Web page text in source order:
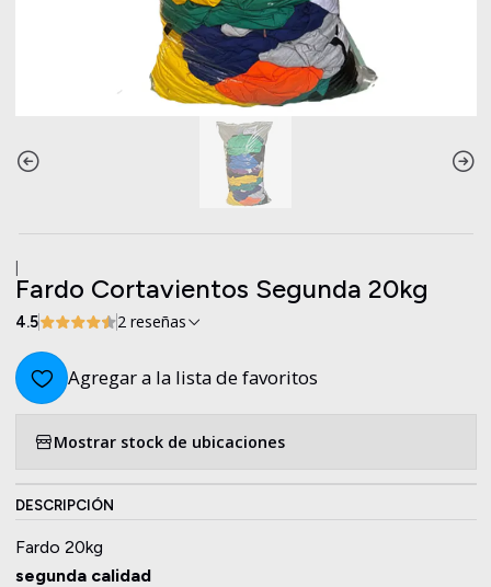
Fardo Cortavientos Segunda 20kg
4.5 2 reseñas
Agregar a la lista de favoritos
Mostrar stock de ubicaciones
DESCRIPCIÓN
Fardo 20kg
segunda calidad